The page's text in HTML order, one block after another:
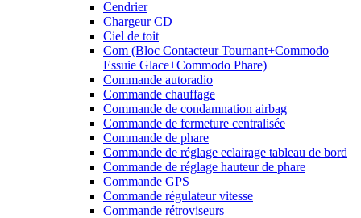
Cendrier
Chargeur CD
Ciel de toit
Com (Bloc Contacteur Tournant+Commodo
Essuie Glace+Commodo Phare)
Commande autoradio
Commande chauffage
Commande de condamnation airbag
Commande de fermeture centralisée
Commande de phare
Commande de réglage eclairage tableau de bord
Commande de réglage hauteur de phare
Commande GPS
Commande régulateur vitesse
Commande rétroviseurs